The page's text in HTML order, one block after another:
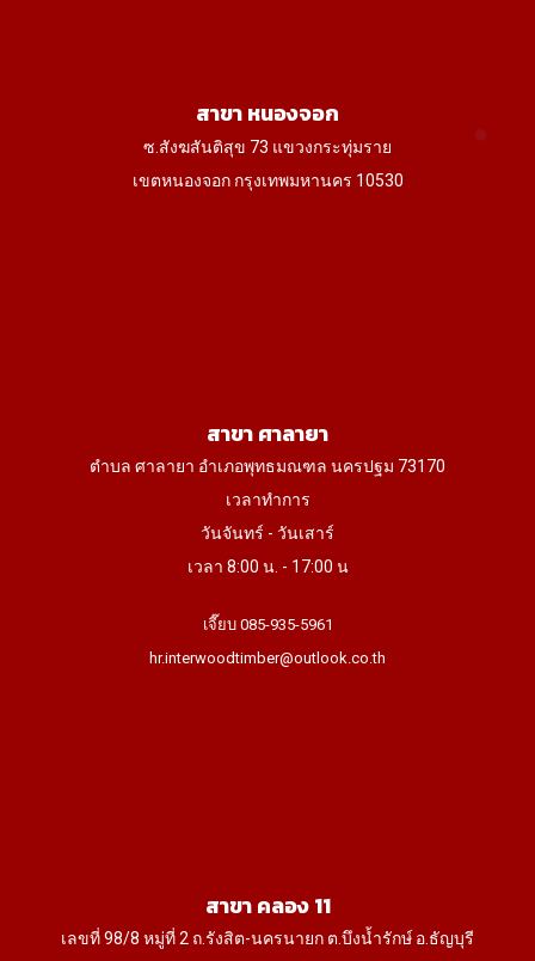
สาขา หนองจอก
ซ.สังฆสันติสุข 73 แขวงกระทุ่มราย
เขตหนองจอก กรุงเทพมหานคร 10530
สาขา ศาลายา
ตำบล ศาลายา อำเภอพุทธมณฑล นครปฐม 73170
เวลาทำการ
วันจันทร์ - วันเสาร์
เวลา 8:00 น. - 17:00 น
เจี๊ยบ 085-935-5961
hr.interwoodtimber@outlook.co.th
สาขา คลอง 11
เลขที่ 98/8 หมู่ที่ 2 ถ.รังสิต-นครนายก ต.บึงน้ำรักษ์ อ.ธัญบุรี